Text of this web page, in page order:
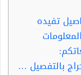
تفيده
بالتفصيل …